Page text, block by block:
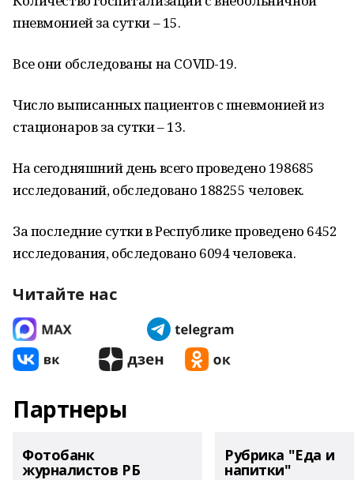
пневмонией за сутки – 15.
Все они обследованы на COVID-19.
Число выписанных пациентов с пневмонией из
стационаров за сутки – 13.
На сегодняшний день всего проведено 198685
исследований, обследовано 188255 человек.
За последние сутки в Республике проведено 6452
исследования, обследовано 6094 человека.
Читайте нас
Партнеры
Фотобанк
журналистов РБ
Рубрика "Еда и
напитки"